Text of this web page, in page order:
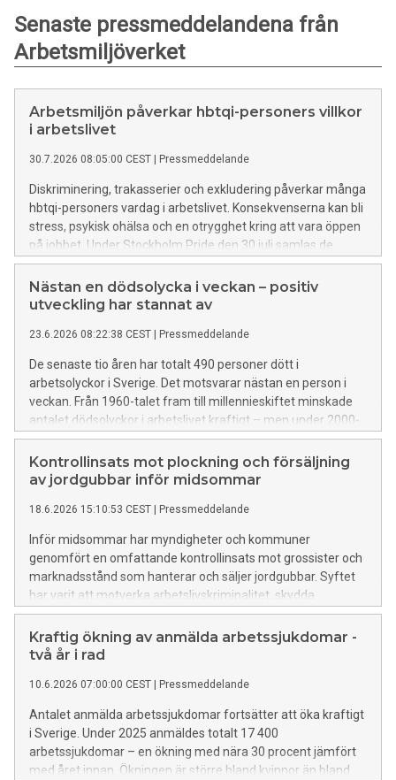
Senaste pressmeddelandena från
Arbetsmiljöverket
Arbetsmiljön påverkar hbtqi-personers villkor
i arbetslivet
30.7.2026 08:05:00 CEST | Pressmeddelande
Diskriminering, trakasserier och exkludering påverkar många
hbtqi-personers vardag i arbetslivet. Konsekvenserna kan bli
stress, psykisk ohälsa och en otrygghet kring att vara öppen
på jobbet. Under Stockholm Pride den 30 juli samlas de
hbtqi-strategiska myndigheterna för att lyfta arbetet för
hbtqi-personers lika rättigheter och möjligheter i arbetslivet.
Nästan en dödsolycka i veckan – positiv
utveckling har stannat av
23.6.2026 08:22:38 CEST | Pressmeddelande
De senaste tio åren har totalt 490 personer dött i
arbetsolyckor i Sverige. Det motsvarar nästan en person i
veckan. Från 1960-talet fram till millennieskiftet minskade
antalet dödsolyckor i arbetslivet kraftigt – men under 2000-
talet har utvecklingen stannat av. Arbetsmiljöverkets
utredningar visar att de flesta dödsolyckor hade kunnat
förebyggas med rätt skyddsåtgärder.
Kontrollinsats mot plockning och försäljning
av jordgubbar inför midsommar
18.6.2026 15:10:53 CEST | Pressmeddelande
Inför midsommar har myndigheter och kommuner
genomfört en omfattande kontrollinsats mot grossister och
marknadsstånd som hanterar och säljer jordgubbar. Syftet
har varit att motverka arbetslivskriminalitet, skydda
konsumenter och bidra till sund konkurrens.
Kraftig ökning av anmälda arbetssjukdomar -
två år i rad
10.6.2026 07:00:00 CEST | Pressmeddelande
Antalet anmälda arbetssjukdomar fortsätter att öka kraftigt
i Sverige. Under 2025 anmäldes totalt 17 400
arbetssjukdomar – en ökning med nära 30 procent jämfört
med året innan. Ökningen är större bland kvinnor än bland